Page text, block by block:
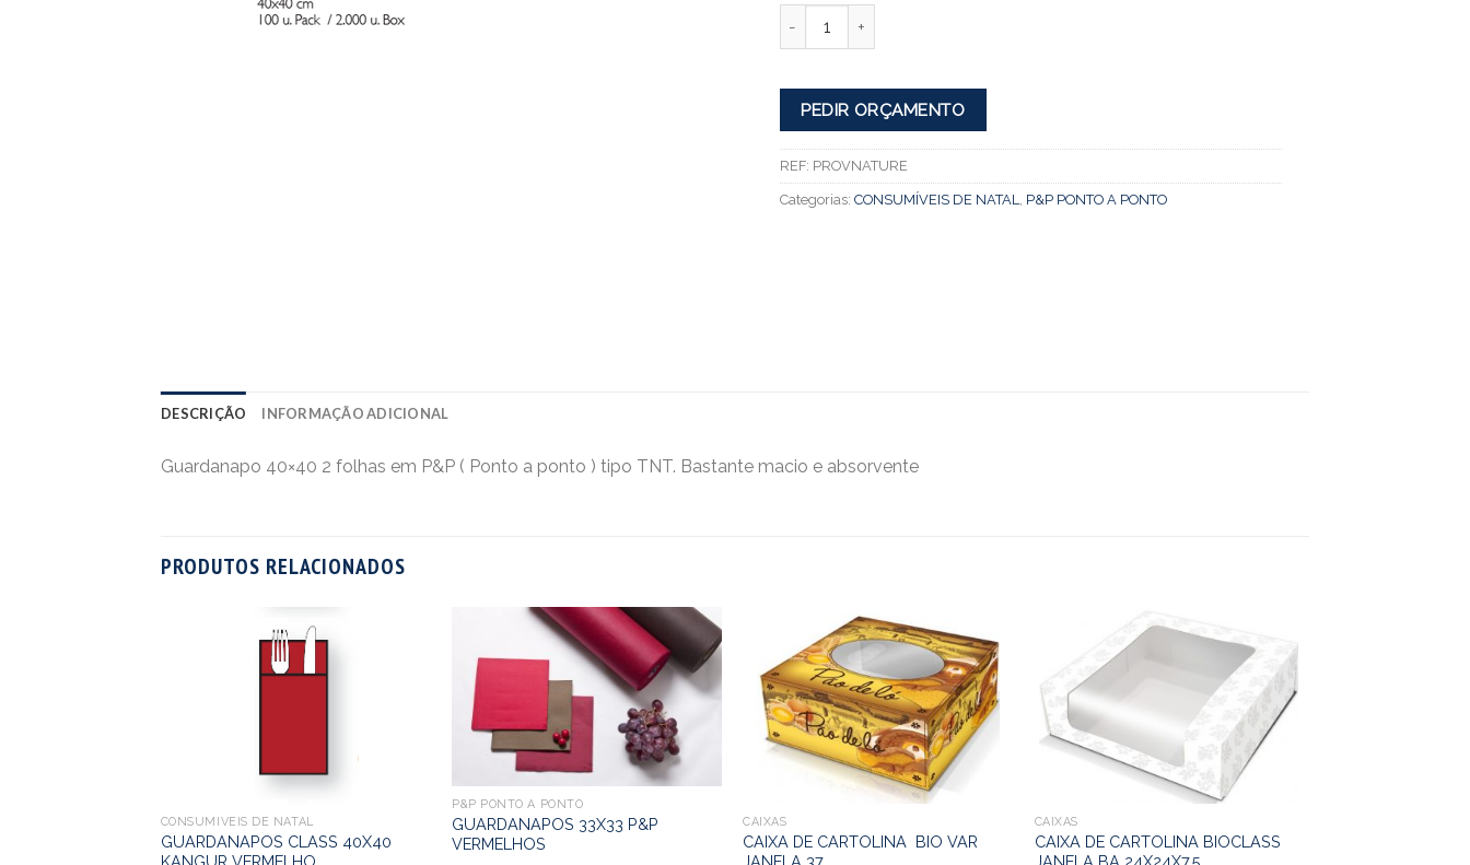
PEDIR ORÇAMENTO
REF: PROVNATURE
Categorias: CONSUMÍVEIS DE NATAL P&P PONTO A PONTO
DESCRIÇÃO INFORMAÇÃO ADICIONAL
Guardanapo 40×40 2 folhas em P&P ( Ponto a ponto ) tipo TNT. Bastante macio e absorvente
PRODUTOS RELACIONADOS
CONSUMÍVEIS DE NATAL
GUARDANAPOS CLASS 40X40
KANGUR VERMELHO
P&P PONTO A PONTO
GUARDANAPOS 33X33 P&P
VERMELHOS
CAIXAS
CAIXA DE CARTOLINA BIO VAR
JANELA 37
CAIXAS
CAIXA DE CARTOLINA BIOCLASS
JANELA BA 24X24X7,5